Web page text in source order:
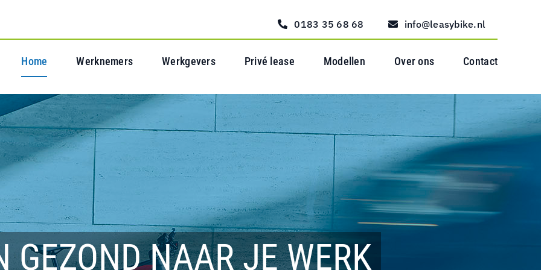
0183 35 68 68 info@leasybike.nl
Home Werknemers Werkgevers Privé lease Modellen Over ons Contact
GEZOND NAAR JE WERK